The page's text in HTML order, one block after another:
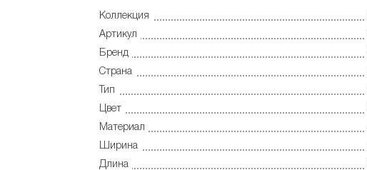
Коллекция
Артикул
Бренд
Страна
Тип
Цвет
Материал
Ширина
Длина